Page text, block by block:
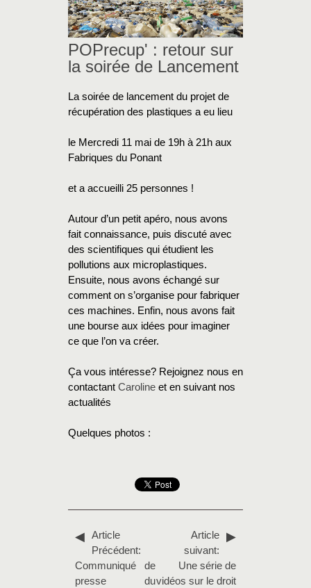
POPrecup' : retour sur
la soirée de Lancement
La soirée de lancement du projet de
récupération des plastiques a eu lieu
le Mercredi 11 mai de 19h à 21h aux
Fabriques du Ponant
et a accueilli 25 personnes !
Autour d’un petit apéro, nous avons
fait connaissance, puis discuté avec
des scientifiques qui étudient les
pollutions aux microplastiques.
Ensuite, nous avons échangé sur
comment on s’organise pour fabriquer
ces machines. Enfin, nous avons fait
une bourse aux idées pour imaginer
ce que l’on va créer.
Ça vous intéresse? Rejoignez nous en
contactant Caroline et en suivant nos
actualités
Quelques photos :
Article
Précédent:
Communiqué de
presse du
Article
suivant:
Une série de
vidéos sur le droit